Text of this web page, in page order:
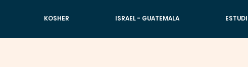
KOSHER ISRAEL - GUATEMALA